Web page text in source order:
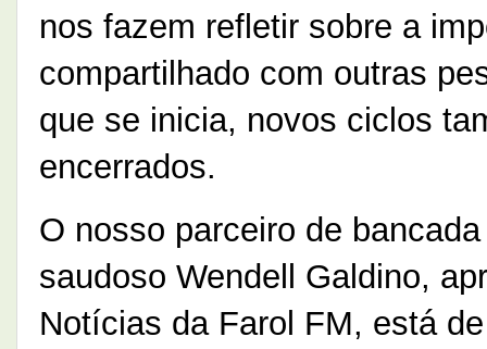
nos fazem refletir sobre a
compartilhado com outras
que se inicia, novos ciclos
encerrados.
O nosso parceiro de
saudoso Wendell Galdino,
Notícias da Farol FM, está